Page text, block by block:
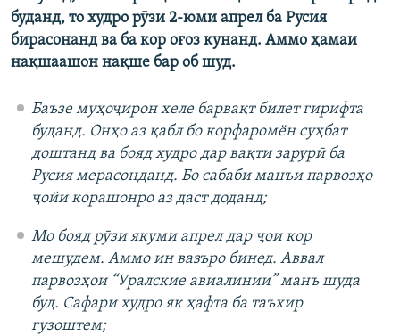
буданд, то худро рӯзи 2-юми апрел ба Русия
бирасонанд ва ба кор оғоз кунанд. Аммо ҳамаи
нақшаашон нақше бар об шуд.
Баъзе муҳоҷирон хеле барвақт билет гирифта
буданд. Онҳо аз қабл бо корфаромён суҳбат
доштанд ва бояд худро дар вақти зарурӣ ба
Русия мерасонданд. Бо сабаби манъи парвозҳо
ҷойи корашонро аз даст доданд;
Мо бояд рӯзи якуми апрел дар ҷои кор
мешудем. Аммо ин вазъро бинед. Аввал
парвозҳои “Уралские авиалинии” манъ шуда
буд. Сафари худро як ҳафта ба таъхир
гузоштем;